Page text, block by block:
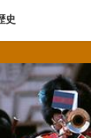
史